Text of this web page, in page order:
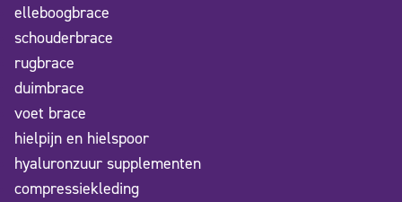
elleboogbrace
schouderbrace
rugbrace
duimbrace
voet brace
hielpijn en hielspoor
hyaluronzuur supplementen
compressiekleding